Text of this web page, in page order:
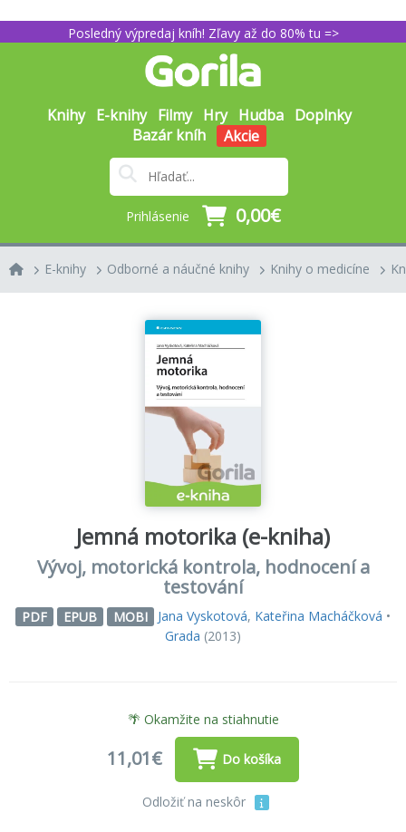
Posledný výpredaj kníh! Zľavy až do 80% tu =>
Knihy E-knihy Filmy Hry Hudba Doplnky
Bazár kníh
Akcie
Prihlásenie 0,00€
E-knihy Odborné a náučné knihy Knihy o medicíne
Jemná motorika (e-kniha)
Vývoj, motorická kontrola, hodnocení a
testování
PDF EPUB MOBI Jana Vyskotová, Kateřina Macháčková •
Grada (2013)
🌴 Okamžite na stiahnutie
11,01€ Do košíka
Odložiť na neskôr